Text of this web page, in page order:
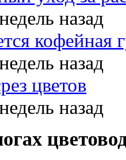
назад
кофейная
назад
цветов
назад